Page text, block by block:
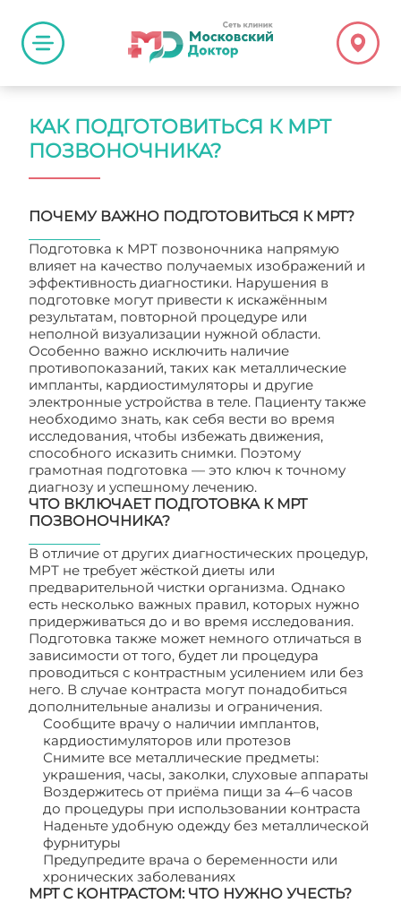
КАК ПОДГОТОВИТЬСЯ К МРТ
ПОЗВОНОЧНИКА?
ПОЧЕМУ ВАЖНО ПОДГОТОВИТЬСЯ К МРТ?
Подготовка к МРТ позвоночника напрямую
влияет на качество получаемых изображений и
эффективность диагностики. Нарушения в
подготовке могут привести к искажённым
результатам, повторной процедуре или
неполной визуализации нужной области.
Особенно важно исключить наличие
противопоказаний, таких как металлические
импланты, кардиостимуляторы и другие
электронные устройства в теле. Пациенту также
необходимо знать, как себя вести во время
исследования, чтобы избежать движения,
способного исказить снимки. Поэтому
грамотная подготовка — это ключ к точному
диагнозу и успешному лечению.
ЧТО ВКЛЮЧАЕТ ПОДГОТОВКА К МРТ
ПОЗВОНОЧНИКА?
В отличие от других диагностических процедур,
МРТ не требует жёсткой диеты или
предварительной чистки организма. Однако
есть несколько важных правил, которых нужно
придерживаться до и во время исследования.
Подготовка также может немного отличаться в
зависимости от того, будет ли процедура
проводиться с контрастным усилением или без
него. В случае контраста могут понадобиться
дополнительные анализы и ограничения.
Сообщите врачу о наличии имплантов,
кардиостимуляторов или протезов
Снимите все металлические предметы:
украшения, часы, заколки, слуховые аппараты
Воздержитесь от приёма пищи за 4–6 часов
до процедуры при использовании контраста
Наденьте удобную одежду без металлической
фурнитуры
Предупредите врача о беременности или
хронических заболеваниях
МРТ С КОНТРАСТОМ: ЧТО НУЖНО УЧЕСТЬ?